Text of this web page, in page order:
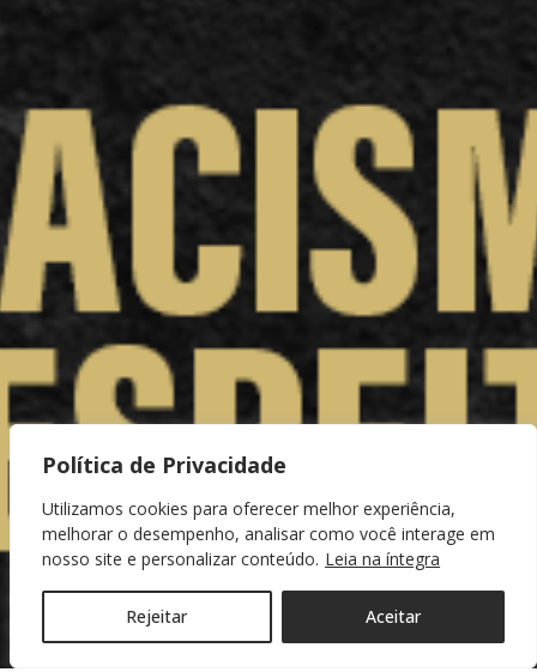
Política de Privacidade
Utilizamos cookies para oferecer melhor experiência,
melhorar o desempenho, analisar como você interage em
nosso site e personalizar conteúdo. Leia na íntegra
Rejeitar Aceitar